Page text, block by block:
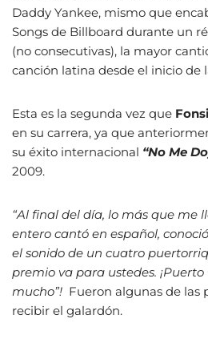
Daddy Yankee, mismo que
Songs de Billboard durante un
(no consecutivas), la mayor
canción latina desde el inicio de
Esta es la segunda vez que Fonsi
en su carrera, ya que
su éxito internacional “No Me
2009.
“Al final del día, lo más que me
entero cantó en español,
el sonido de un cuatro
premio va para ustedes. ¡Puerto
mucho”! Fueron algunas de las
recibir el galardón.